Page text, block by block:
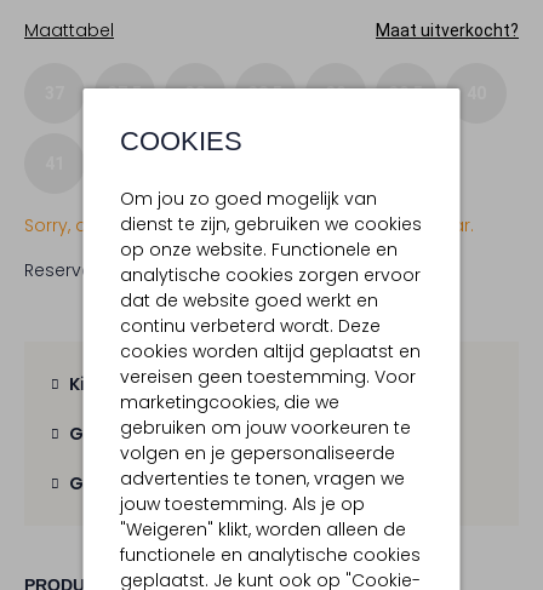
COOKIES
Om jou zo goed mogelijk van
dienst te zijn, gebruiken we cookies
op onze website. Functionele en
analytische cookies zorgen ervoor
dat de website goed werkt en
continu verbeterd wordt. Deze
cookies worden altijd geplaatst en
vereisen geen toestemming. Voor
marketingcookies, die we
gebruiken om jouw voorkeuren te
volgen en je gepersonaliseerde
advertenties te tonen, vragen we
jouw toestemming. Als je op
"Weigeren" klikt, worden alleen de
functionele en analytische cookies
geplaatst. Je kunt ook op "Cookie-
Maattabel
Maat uitverkocht?
37,5 38 38,5 39 39,5
Sorry, dit item is momenteel (nog) niet beschikbaar.
Reserveer direct in een van onze 19 boutiques
Kies zelf je bezorgmoment
Gratis verzendingvanaf € 100,-
Gratis retourbinnen 30 dagen
PRODUCT INFORMATIE